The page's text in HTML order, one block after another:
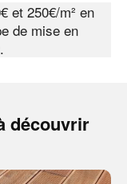
et 250€/m² en
de mise en
découvrir